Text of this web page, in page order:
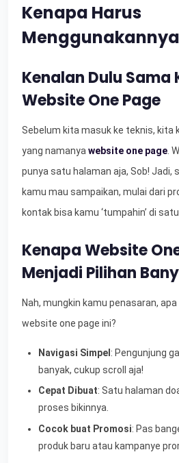
Kenapa Harus
Kenalan Dulu Sama
Website One Page
Sebelum kita masuk ke teknis, kita
yang namanya website one page .
punya satu halaman aja, Sob! Jadi,
kamu mau sampaikan, mulai dari
kontak bisa kamu ‘tumpahin’ di
Kenapa Website
Menjadi Pilihan
Nah, mungkin kamu penasaran,
website one page ini?
Navigasi Simpel: Pengunjung
banyak, cukup scroll aja!
Cepat Dibuat: Satu halaman
proses bikinnya.
Cocok buat Promosi: Pas
produk baru atau kampanye